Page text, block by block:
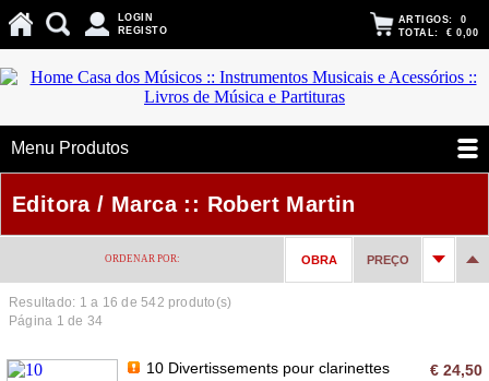
LOGIN
REGISTO
ARTIGOS: 0
TOTAL: € 0,00
Menu Produtos
Editora / Marca :: Robert Martin
ORDENAR POR: OBRA PREÇO
Resultado: 1 a 16 de 542 produto(s)
Página 1 de 34
10 Divertissements pour clarinettes € 24,50